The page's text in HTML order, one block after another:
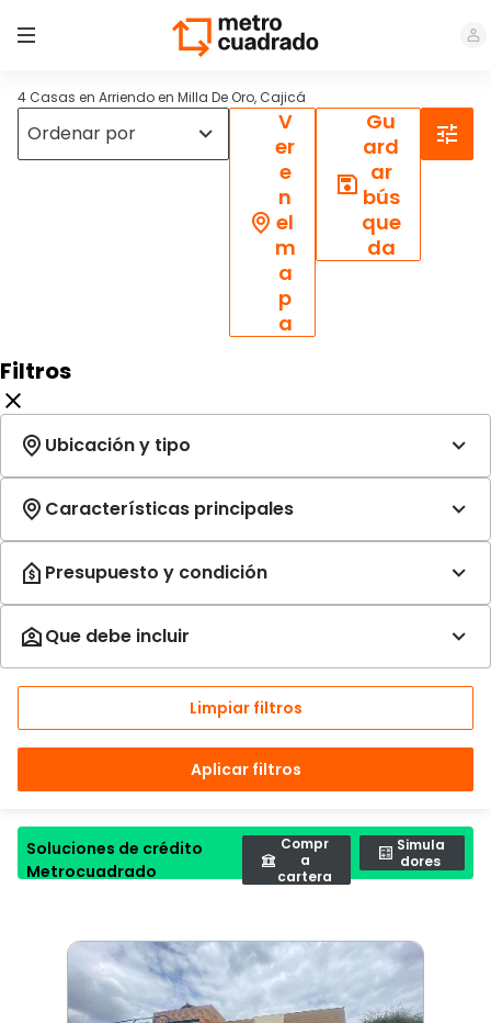
4 Casas en Arriendo en Milla De Oro, Cajicá
V
er
e
n
el
m
a
p
a
Gu
ard
ar
bús
que
da
Filtros
Limpiar filtros
Aplicar filtros
Soluciones de crédito
Metrocuadrado
Compr
a
cartera
Simula
dores